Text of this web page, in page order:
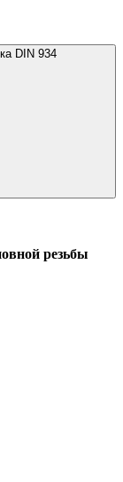
DIN 934
резьбы